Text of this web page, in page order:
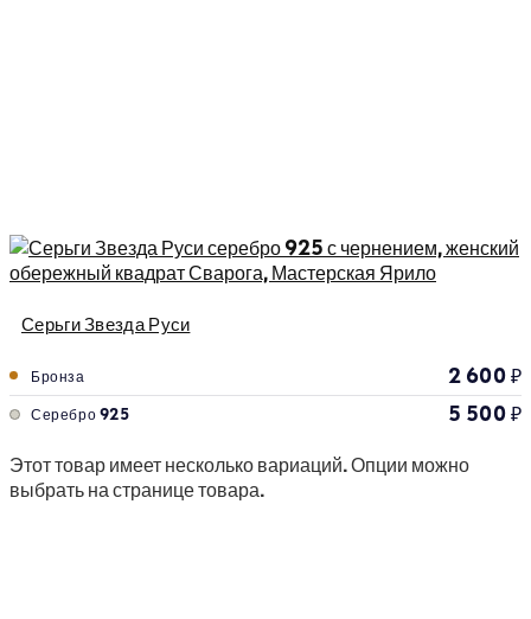
Серьги Звезда Руси
Бронза 2 600₽
Серебро 925 5 500₽
Этот товар имеет несколько вариаций. Опции можно
выбрать на странице товара.